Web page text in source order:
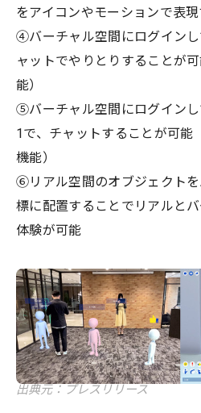
をアイコンやモーションで表
④バーチャル空間にログイン
ャットでやりとりすることが
能）
⑤バーチャル空間にログイン
1で、チャットすることが可能
機能）
⑥リアル空間のオブジェクト
標に配置することでリアルと
体験が可能
出典元：プレスリリース